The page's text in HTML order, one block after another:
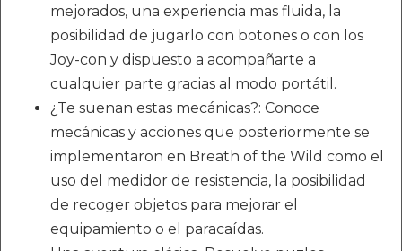
mejorados, una experiencia mas fluida, la
posibilidad de jugarlo con botones o con los
Joy-con y dispuesto a acompañarte a
cualquier parte gracias al modo portátil.
¿Te suenan estas mecánicas?: Conoce
mecánicas y acciones que posteriormente se
implementaron en Breath of the Wild como el
uso del medidor de resistencia, la posibilidad
de recoger objetos para mejorar el
equipamiento o el paracaídas.